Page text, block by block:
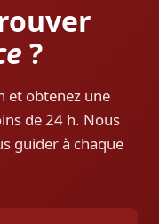
?
et obtenez une
de 24 h. Nous
guider à chaque